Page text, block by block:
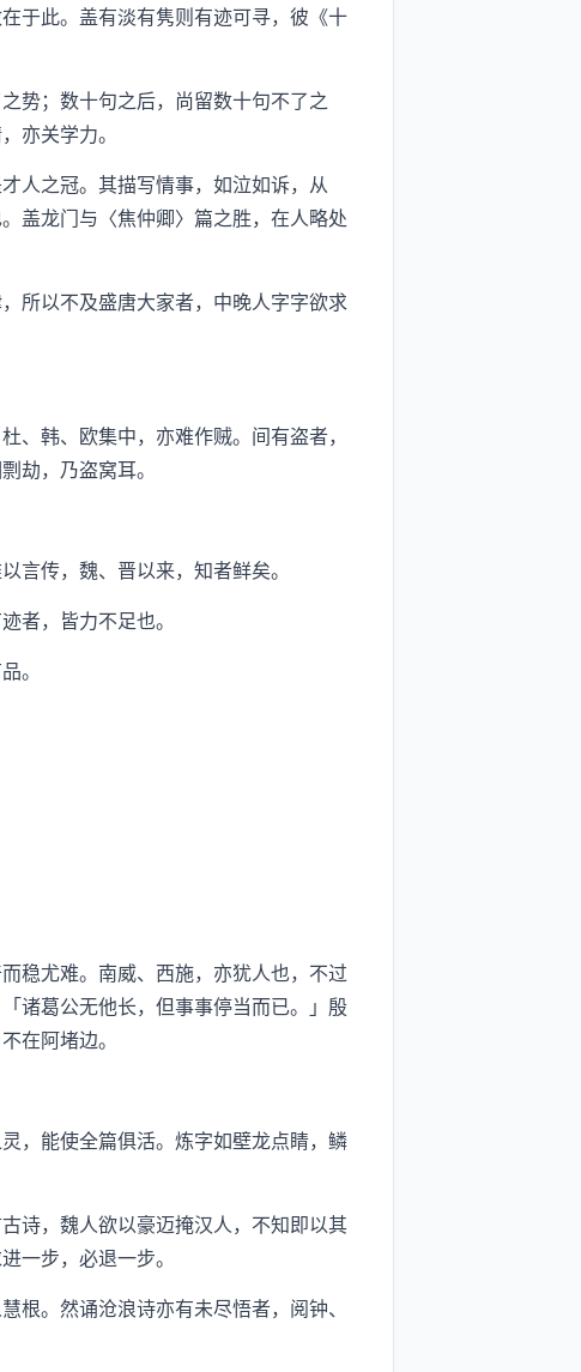
于此。盖有淡有隽则有迹可寻，彼《十
势；数十句之后，尚留数十句不了之
亦关学力。
人之冠。其描写情事，如泣如诉，从
盖龙门与〈焦仲卿〉篇之胜，在人略处
所以不及盛唐大家者，中晚人字字欲求
韩、欧集中，亦难作贼。间有盗者，
劫，乃盗窝耳。
传，魏、晋以来，知者鲜矣。
，皆力不足也。
。
稳尤难。南威、西施，亦犹人也，不过
诸葛公无他长，但事事停当而已。」殷
在阿堵边。
，能使全篇俱活。炼字如壁龙点睛，鳞
诗，魏人欲以豪迈掩汉人，不知即以其
一步，必退一步。
。然诵沧浪诗亦有未尽悟者，阅钟、